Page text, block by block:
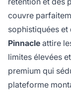
couvre
sophistiquées
Pinnacle attire
limites élevées
premium qui
plateforme